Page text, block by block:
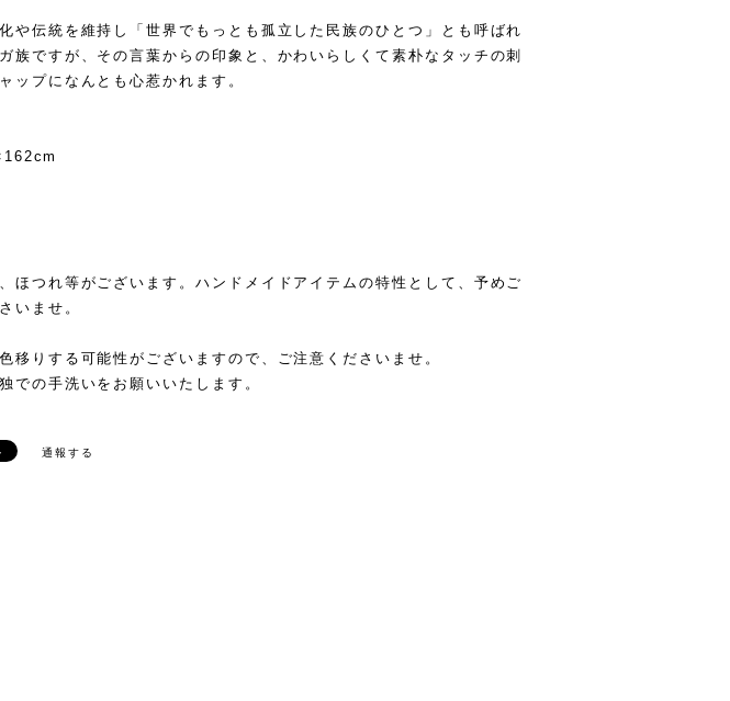
や伝統を維持し「世界でもっとも孤立した民族のひとつ」とも呼ばれ
族ですが、その言葉からの印象と、かわいらしくて素朴なタッチの刺
ップになんとも心惹かれます。
ほつれ等がございます。ハンドメイドアイテムの特性として、予めご
いませ。
移りする可能性がございますので、ご注意くださいませ。
での手洗いをお願いいたします。
通報する